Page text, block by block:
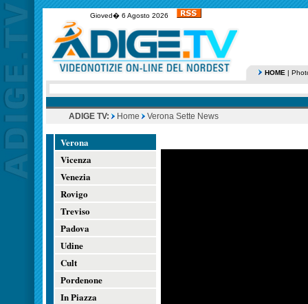
Gioved� 6 Agosto 2026
HOME |
ADIGE TV: Home Verona Sette News
Verona
Vicenza
Venezia
Rovigo
Treviso
Padova
Udine
Cult
Pordenone
In Piazza